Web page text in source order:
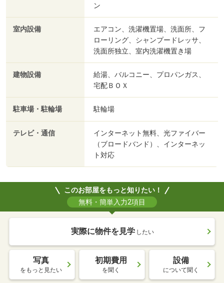
ン
室内設備
エアコン、洗濯機置場、洗面所、フ
ローリング、シャンプードレッサ、
洗面所独立、室内洗濯機置き場
建物設備
給湯、バルコニー、プロパンガス、
宅配ＢＯＸ
駐車場・駐輪場 駐輪場
テレビ・通信
インターネット無料、光ファイバー
（ブロードバンド）、インターネッ
ト対応
このお部屋をもっと知りたい！
無料・簡単入力2項目
実際に物件を見学 したい
写真
をもっと見たい
初期費用
を聞く
設備
について聞く